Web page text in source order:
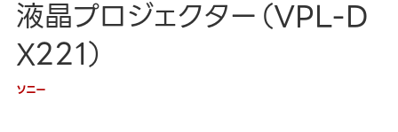
液晶プロジェクター（VPL-D
X221）
ソニー